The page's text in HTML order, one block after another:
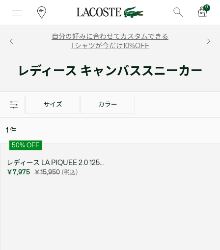
0
自分の好みに合わせてカスタムできる
Tシャツが今だけ10%OFF
レディース キャンバススニーカー
サイズ カラー
1 件
50% OFF
￥7,975 ￥15,950 (税込)